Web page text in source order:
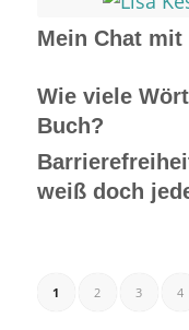
Mein Chat mit
Wie viele
Buch?
weiß doch
1 2 3 4